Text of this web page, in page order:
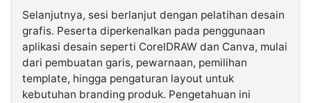
Selanjutnya, sesi berlanjut dengan pelatihan desain
grafis. Peserta diperkenalkan pada penggunaan
aplikasi desain seperti CorelDRAW dan Canva, mulai
dari pembuatan garis, pewarnaan, pemilihan
template, hingga pengaturan layout untuk
kebutuhan branding produk. Pengetahuan ini